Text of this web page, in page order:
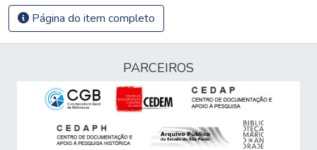
Página do item completo
PARCEIROS